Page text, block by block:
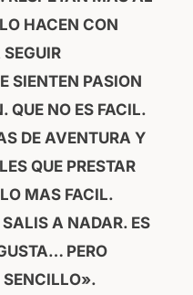
HACEN CON
SIENTEN PASION
QUE NO ES FACIL.
DE AVENTURA Y
QUE PRESTAR
MAS FACIL.
A NADAR. ES
PERO
SENCILLO».